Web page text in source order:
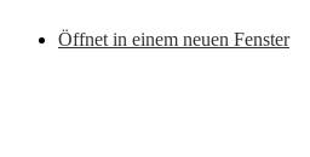
Öffnet in einem neuen Fenster